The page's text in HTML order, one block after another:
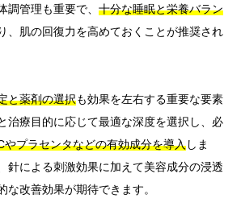
調管理も重要で、 十分な睡眠と栄養バラン
、肌の回復力を高めておくことが推奨され
と薬剤の選択も効果を左右する重要な要素
治療目的に応じて最適な深度を選択し、必
やプラセンタなどの有効成分を導入しま
針による刺激効果に加えて美容成分の浸透
な改善効果が期待できます。